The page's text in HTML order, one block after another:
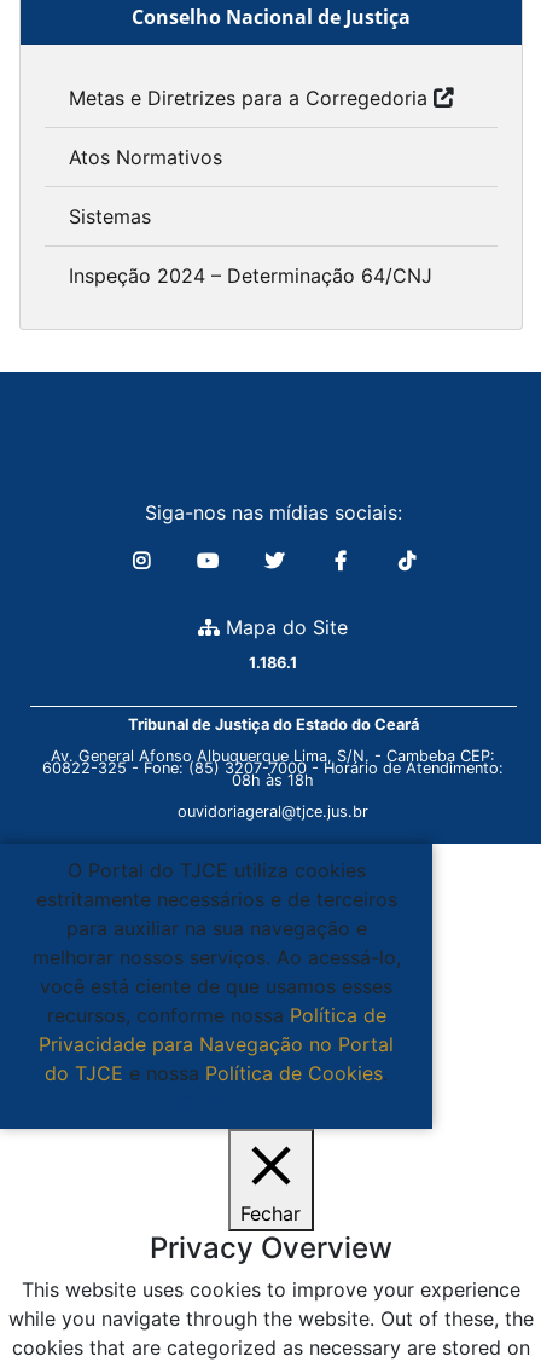
Conselho Nacional de Justiça
Metas e Diretrizes para a Corregedoria
Atos Normativos
Sistemas
Inspeção 2024 – Determinação 64/CNJ
Siga-nos nas mídias sociais:
Mapa do Site
1.186.1
Tribunal de Justiça do Estado do Ceará
Av. General Afonso Albuquerque Lima, S/N. - Cambeba CEP:
60822-325 - Fone: (85) 3207-7000 - Horário de Atendimento:
08h às 18h
ouvidoriageral@tjce.jus.br
O Portal do TJCE utiliza cookies
estritamente necessários e de terceiros
para auxiliar na sua navegação e
melhorar nossos serviços. Ao acessá-lo,
você está ciente de que usamos esses
recursos, conforme nossa Política de
Privacidade para Navegação no Portal
do TJCE e nossa Política de Cookies.
Fechar
Privacy Overview
This website uses cookies to improve your experience
while you navigate through the website. Out of these, the
cookies that are categorized as necessary are stored on